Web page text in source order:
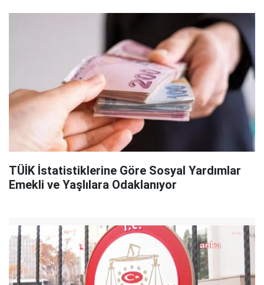
TÜİK İstatistiklerine Göre Sosyal Yardımlar
Emekli ve Yaşlılara Odaklanıyor